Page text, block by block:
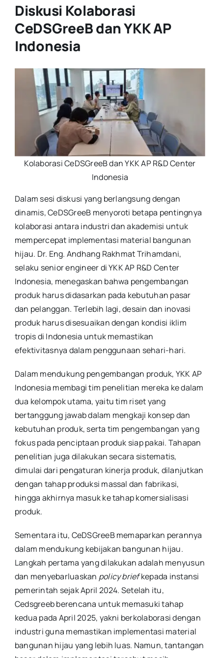
Diskusi Kolaborasi
CeDSGreeB dan YKK AP
Indonesia
Kolaborasi CeDSGreeB dan YKK AP R&D Center
Indonesia
Dalam sesi diskusi yang berlangsung dengan
dinamis, CeDSGreeB menyoroti betapa pentingnya
kolaborasi antara industri dan akademisi untuk
mempercepat implementasi material bangunan
hijau. Dr. Eng. Andhang Rakhmat Trihamdani,
selaku senior engineer di YKK AP R&D Center
Indonesia, menegaskan bahwa pengembangan
produk harus didasarkan pada kebutuhan pasar
dan pelanggan. Terlebih lagi, desain dan inovasi
produk harus disesuaikan dengan kondisi iklim
tropis di Indonesia untuk memastikan
efektivitasnya dalam penggunaan sehari-hari.
Dalam mendukung pengembangan produk, YKK AP
Indonesia membagi tim penelitian mereka ke dalam
dua kelompok utama, yaitu tim riset yang
bertanggung jawab dalam mengkaji konsep dan
kebutuhan produk, serta tim pengembangan yang
fokus pada penciptaan produk siap pakai. Tahapan
penelitian juga dilakukan secara sistematis,
dimulai dari pengaturan kinerja produk, dilanjutkan
dengan tahap produksi massal dan fabrikasi,
hingga akhirnya masuk ke tahap komersialisasi
produk.
Sementara itu, CeDSGreeB memaparkan perannya
dalam mendukung kebijakan bangunan hijau.
Langkah pertama yang dilakukan adalah menyusun
dan menyebarluaskan policy briefkepada instansi
pemerintah sejak April 2024. Setelah itu,
Cedsgreeb berencana untuk memasuki tahap
kedua pada April 2025, yakni berkolaborasi dengan
industri guna memastikan implementasi material
bangunan hijau yang lebih luas. Namun, tantangan